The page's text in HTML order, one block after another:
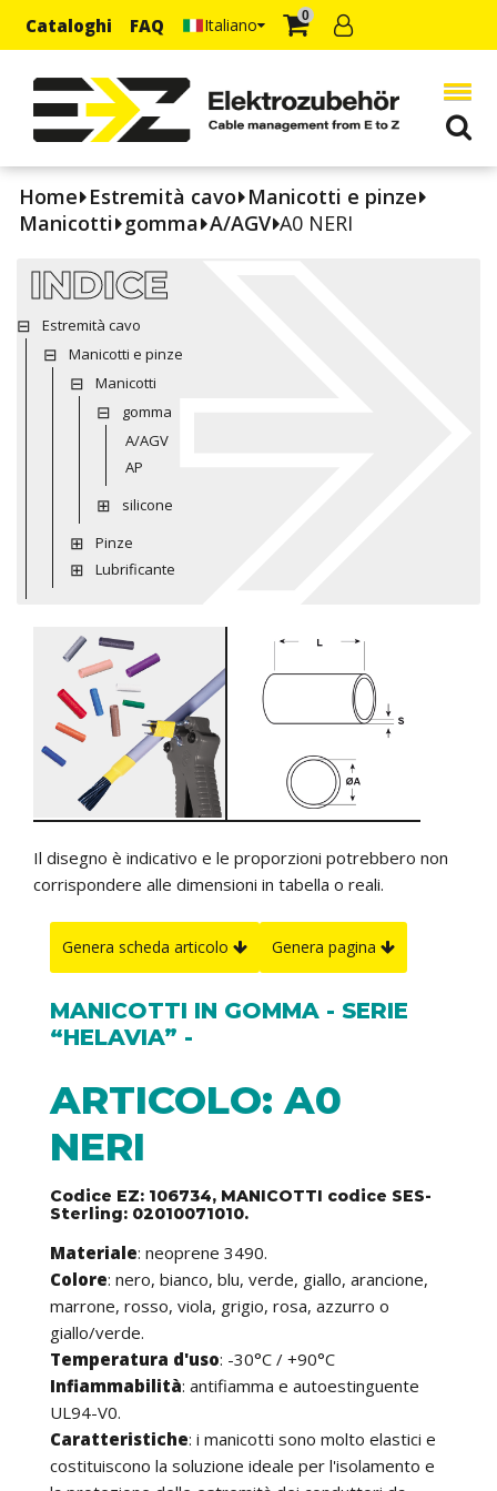
Cataloghi FAQ Italiano 0
Home Estremità cavo Manicotti e pinze
Manicotti gomma A/AGV A0 NERI
INDICE
Estremità cavo
Manicotti e pinze
Manicotti
gomma
A/AGV
AP
silicone
Pinze
Lubrificante
Il disegno è indicativo e le proporzioni potrebbero non
corrispondere alle dimensioni in tabella o reali.
Genera scheda articolo Genera pagina
MANICOTTI IN GOMMA - SERIE
“HELAVIA” -
ARTICOLO: A0
NERI
Codice EZ: 106734, MANICOTTI codice SES-
Sterling: 02010071010.
Materiale: neoprene 3490.
Colore: nero, bianco, blu, verde, giallo, arancione,
marrone, rosso, viola, grigio, rosa, azzurro o
giallo/verde.
Temperatura d'uso: -30°C / +90°C
Infiammabilità: antifiamma e autoestinguente
UL94-V0.
Caratteristiche: i manicotti sono molto elastici e
costituiscono la soluzione ideale per l'isolamento e